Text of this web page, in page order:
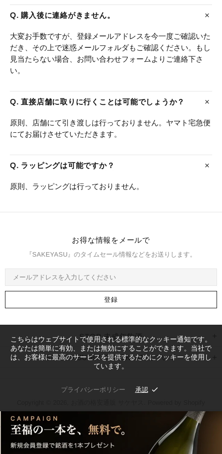
Q. 購入後に連絡がきません。
大変お手数ですが、登録メールアドレスを今一度ご確認いた
だき、その上で迷惑メールフォルダもご確認ください。もし
見当たらない場合、お問い合わせフォームよりご連絡下さ
い。
Q. 直接店舗に取りに行くことは可能でしょうか？
原則、店舗にて引き渡しは行っておりません。ヤマト宅急便
にてお届けさせていただきます。
Q. ラッピングは可能ですか？
原則、ラッピングは行っておりません。
お得な情報をメールで
『SAKEYASU』のタイムセール情報などをお送りします。
STOP 未成年飲酒
SAKEYASU BY STOCKLABについて
こちらはウェブサイトで使用される標準的なクッキー通知です。
あなたは簡単に有効、または無効にすることができます。当社で
は、お客様に最高のサービスを提供するためにクッキーを使用し
ています。
プライバシーポリシー 承認